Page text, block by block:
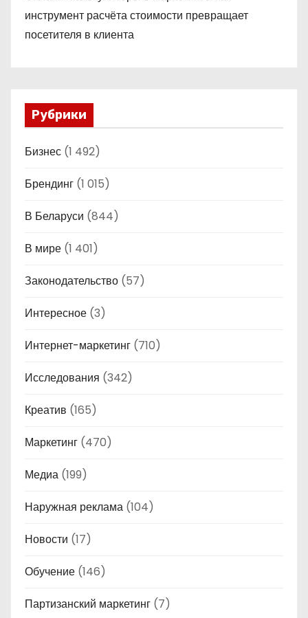
инструмент расчёта стоимости превращает
посетителя в клиента
Рубрики
Бизнес (1 492)
Брендинг (1 015)
В Беларуси (844)
В мире (1 401)
Законодательство (57)
Интересное (3)
Интернет-маркетинг (710)
Исследования (342)
Креатив (165)
Маркетинг (470)
Медиа (199)
Наружная реклама (104)
Новости (17)
Обучение (146)
Партизанский маркетинг (7)